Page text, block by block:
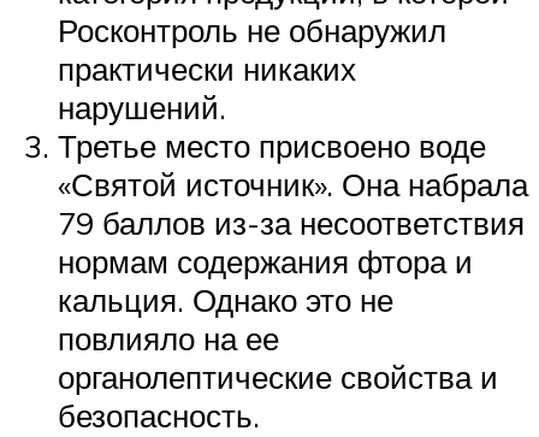
Росконтроль не обнаружил
практически никаких
нарушений.
Третье место присвоено воде
«Святой источник». Она набрала
79 баллов из-за несоответствия
нормам содержания фтора и
кальция. Однако это не
повлияло на ее
органолептические свойства и
безопасность.